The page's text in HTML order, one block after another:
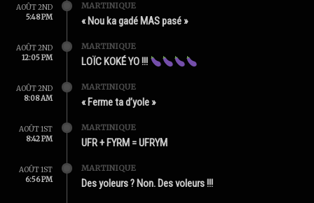
AOÛT 2ND
5:48 PM
MARTINIQUE
« Nou ka gadé MAS pasé »
AOÛT 2ND
12:05 PM
MARTINIQUE
LOÏC KOKÉ YO !!!
AOÛT 2ND
8:08 AM
MARTINIQUE
« Ferme ta d’yole »
AOÛT 1ST
8:42 PM
MARTINIQUE
UFR + FYRM = UFRYM
AOÛT 1ST
6:56 PM
MARTINIQUE
Des yoleurs ? Non. Des voleurs !!!